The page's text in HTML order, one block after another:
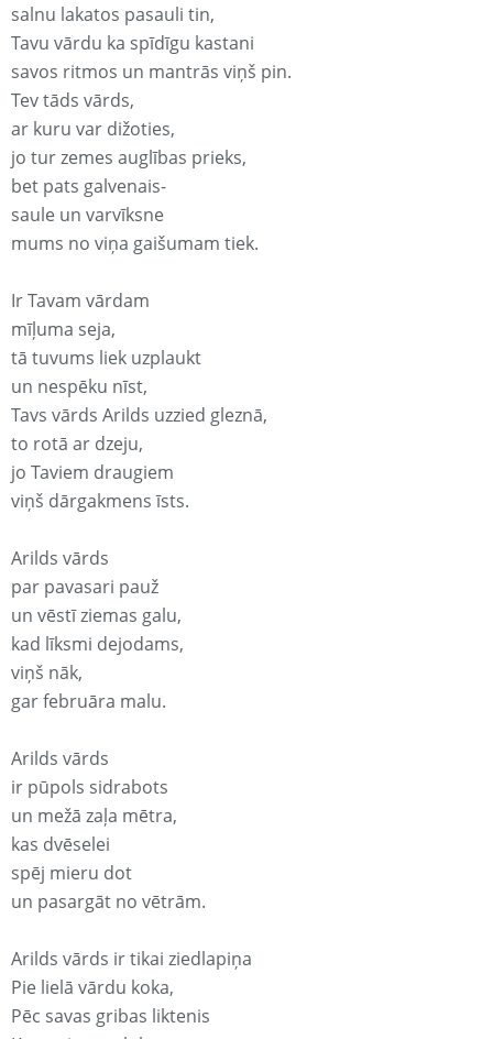
salnu lakatos pasauli tin,
Tavu vārdu ka spīdīgu kastani
savos ritmos un mantrās viņš pin.
Tev tāds vārds,
ar kuru var dižoties,
jo tur zemes auglības prieks,
bet pats galvenais-
saule un varvīksne
mums no viņa gaišumam tiek.
Ir Tavam vārdam
mīļuma seja,
tā tuvums liek uzplaukt
un nespēku nīst,
Tavs vārds Arilds uzzied gleznā,
to rotā ar dzeju,
jo Taviem draugiem
viņš dārgakmens īsts.
Arilds vārds
par pavasari pauž
un vēstī ziemas galu,
kad līksmi dejodams,
viņš nāk,
gar februāra malu.
Arilds vārds
ir pūpols sidrabots
un mežā zaļa mētra,
kas dvēselei
spēj mieru dot
un pasargāt no vētrām.
Arilds vārds ir tikai ziedlapiņa
Pie lielā vārdu koka,
Pēc savas gribas liktenis